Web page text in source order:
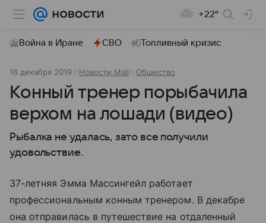
+22°
Война в Иране СВО Топливный кризис
16 декабря 2019 Новости Mail Общество
Конный тренер порыбачила
верхом на лошади (видео)
Рыбалка не удалась, зато все получили
удовольствие.
37-летняя Эмма Массингейл работает
профессиональным конным тренером. В декабре
она отправилась в путешествие на отдаленный